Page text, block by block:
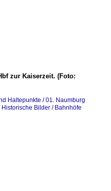
zur Kaiserzeit. (Foto:
Haltepunkte / 01. Naumburg
Bilder / Bahnhöfe